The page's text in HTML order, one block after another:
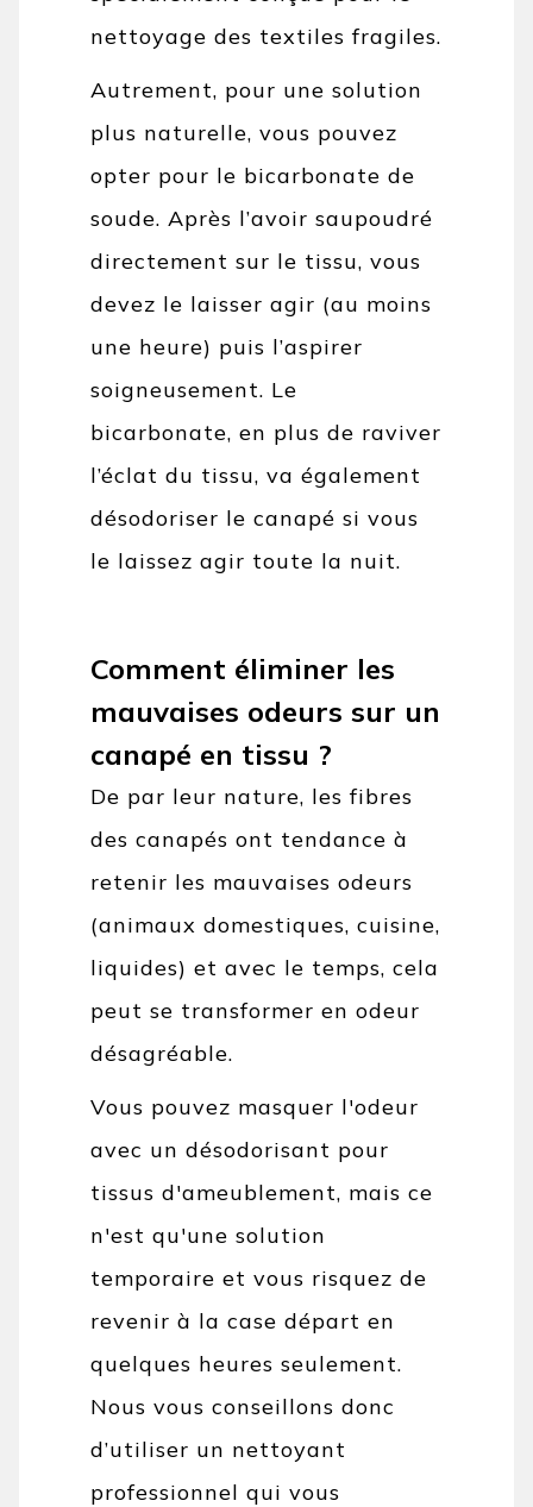
nettoyage des textiles fragiles.
Autrement, pour une solution
plus naturelle, vous pouvez
opter pour le bicarbonate de
soude. Après l’avoir saupoudré
directement sur le tissu, vous
devez le laisser agir (au moins
une heure) puis l’aspirer
soigneusement. Le
bicarbonate, en plus de raviver
l’éclat du tissu, va également
désodoriser le canapé si vous
le laissez agir toute la nuit.
Comment éliminer les
mauvaises odeurs sur un
canapé en tissu ?
De par leur nature, les fibres
des canapés ont tendance à
retenir les mauvaises odeurs
(animaux domestiques, cuisine,
liquides) et avec le temps, cela
peut se transformer en odeur
désagréable.
Vous pouvez masquer l'odeur
avec un désodorisant pour
tissus d'ameublement, mais ce
n'est qu'une solution
temporaire et vous risquez de
revenir à la case départ en
quelques heures seulement.
Nous vous conseillons donc
d’utiliser un nettoyant
professionnel qui vous